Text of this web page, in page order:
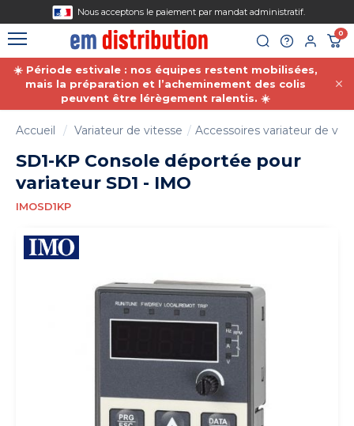
Nous acceptons le paiement par mandat administratif.
0
☀️ Période estivale : nos équipes restent mobilisées,
mais la préparation et l’acheminement des colis
peuvent être lérègement ralentis. ☀️
Accueil Variateur de vitesse Accessoires variateur de
SD1-KP Console déportée pour
variateur SD1 - IMO
IMOSD1KP
Gestion des cookies